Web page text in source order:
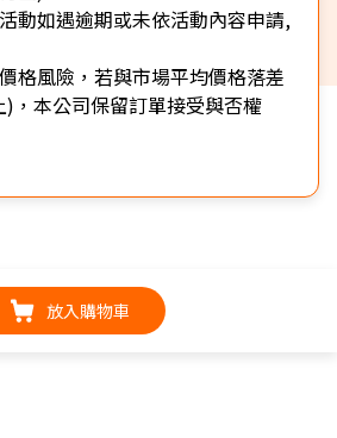
動如遇逾期或未依活動內容申請,
格風險，若與市場平均價格落差
，本公司保留訂單接受與否權
放入購物車